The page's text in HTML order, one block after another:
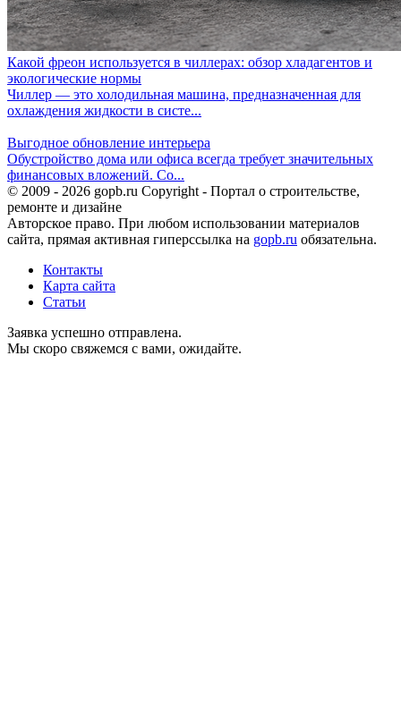
Какой фреон используется в чиллерах: обзор хладагентов и
экологические нормы
Чиллер — это холодильная машина, предназначенная для
охлаждения жидкости в систе...
Выгодное обновление интерьера
Обустройство дома или офиса всегда требует значительных
финансовых вложений. Со...
© 2009 - 2026 gopb.ru Copyright - Портал о строительстве,
ремонте и дизайне
Авторское право. При любом использовании материалов
сайта, прямая активная гиперссылка на gopb.ru обязательна.
Контакты
Карта сайта
Статьи
Заявка успешно отправлена.
Мы скоро свяжемся с вами, ожидайте.